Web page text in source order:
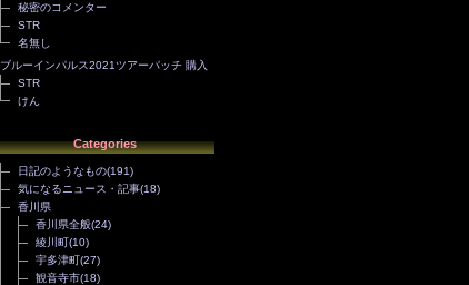
秘密のコメンター
STR
名無し
ブルーインパルス2021ツアーパッチ 購入
STR
けん
Categories
日記のようなもの(191)
気になるニュース・記事(18)
香川県
香川県全般(24)
綾川町(10)
宇多津町(27)
観音寺市(18)